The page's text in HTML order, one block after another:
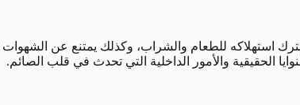
استهلاكه للطعام والشراب، وكذلك يمتنع عن
الحقيقية والأمور الداخلية التي تحدث في قلب الصائم.